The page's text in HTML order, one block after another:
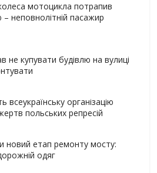
мотоцикла потрапив
– неповнолітній пасажир
не купувати будівлю на вулиці
організацію
польських репресій
новий етап ремонту мосту:
одяг